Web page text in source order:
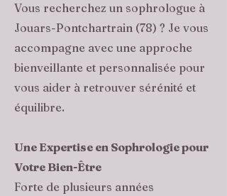
Vous recherchez un sophrologue à
Jouars-Pontchartrain (78) ? Je vous
accompagne avec une approche
bienveillante et personnalisée pour
vous aider à retrouver sérénité et
équilibre.
Une Expertise en Sophrologie pour
Votre Bien-Être
Forte de plusieurs années